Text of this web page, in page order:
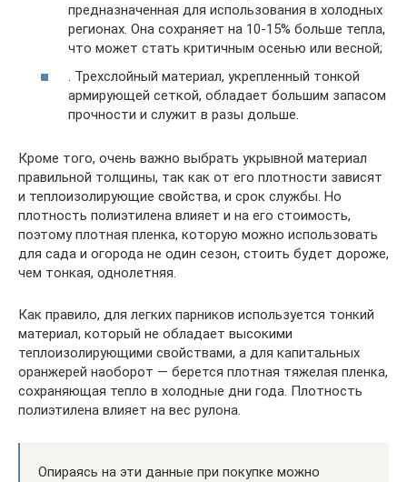
предназначенная для использования в холодных
регионах. Она сохраняет на 10-15% больше тепла,
что может стать критичным осенью или весной;
. Трехслойный материал, укрепленный тонкой
армирующей сеткой, обладает большим запасом
прочности и служит в разы дольше.
Кроме того, очень важно выбрать укрывной материал
правильной толщины, так как от его плотности зависят
и теплоизолирующие свойства, и срок службы. Но
плотность полиэтилена влияет и на его стоимость,
поэтому плотная пленка, которую можно использовать
для сада и огорода не один сезон, стоить будет дороже,
чем тонкая, однолетняя.
Как правило, для легких парников используется тонкий
материал, который не обладает высокими
теплоизолирующими свойствами, а для капитальных
оранжерей наоборот — берется плотная тяжелая пленка,
сохраняющая тепло в холодные дни года. Плотность
полиэтилена влияет на вес рулона.
Опираясь на эти данные при покупке можно